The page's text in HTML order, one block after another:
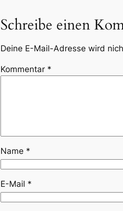
Schreibe einen
Deine E-Mail-Adresse wird
Kommentar *
Name *
E-Mail *